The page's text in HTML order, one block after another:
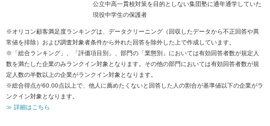
公立中高一貫校対策を目的としない集団塾に通年通学していた
現役中学生の保護者
※オリコン顧客満足度ランキングは、データクリーニング（回収したデータから不正回答や異
常値を排除）および調査対象者条件から外れた回答を除外した上で作成しています。
※「総合ランキング」、「評価項目別」、部門の「業態別」においては有効回答者数が規定人
数を満たした企業のみランクイン対象となります。その他の部門においては有効回答者数が規
定人数の半数以上の企業がランクイン対象となります。
※総合得点が60.00点以上で、他人に薦めたくないと回答した人の割合が基準値以下の企業がラ
ンクイン対象となります。
≫ 詳細はこちら